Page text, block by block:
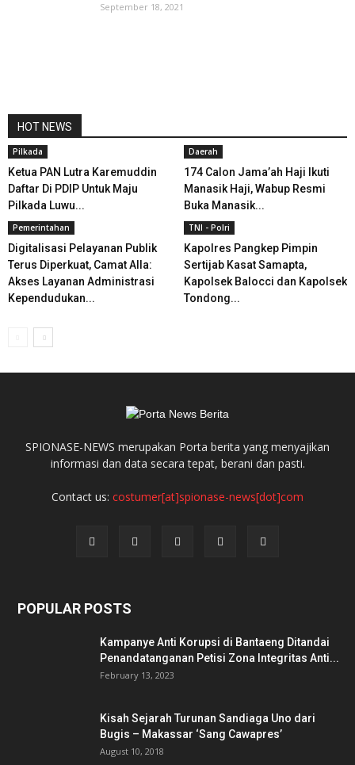
September 18, 2021
HOT NEWS
Pilkada
Ketua PAN Lutra Karemuddin
Daftar Di PDIP Untuk Maju
Pilkada Luwu...
Daerah
174 Calon Jama’ah Haji Ikuti
Manasik Haji, Wabup Resmi
Buka Manasik...
Pemerintahan
Digitalisasi Pelayanan Publik
Terus Diperkuat, Camat Alla:
Akses Layanan Administrasi
Kependudukan...
TNI - Polri
Kapolres Pangkep Pimpin
Sertijab Kasat Samapta,
Kapolsek Balocci dan Kapolsek
Tondong...
SPIONASE-NEWS merupakan Porta berita yang menyajikan
informasi dan data secara tepat, berani dan pasti.
Contact us: costumer[at]spionase-news[dot]com
POPULAR POSTS
Kampanye Anti Korupsi di Bantaeng Ditandai
Penandatanganan Petisi Zona Integritas Anti...
February 13, 2023
Kisah Sejarah Turunan Sandiaga Uno dari
Bugis – Makassar ‘Sang Cawapres’
August 10, 2018